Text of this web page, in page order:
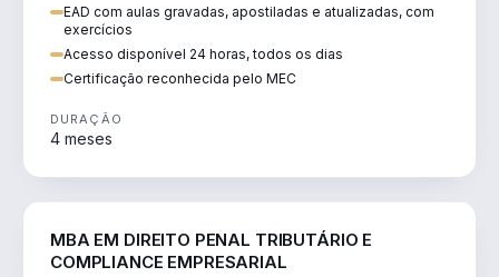
EAD com aulas gravadas, apostiladas e atualizadas, com
exercícios
Acesso disponível 24 horas, todos os dias
Certificação reconhecida pelo MEC
DURAÇÃO
4 meses
MBA EM DIREITO PENAL TRIBUTÁRIO E
COMPLIANCE EMPRESARIAL